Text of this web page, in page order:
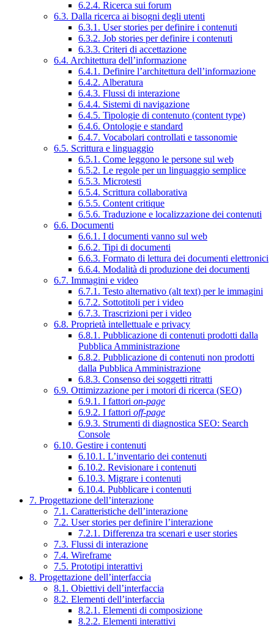
6.2.4. Ricerca sui forum
6.3. Dalla ricerca ai bisogni degli utenti
6.3.1. User stories per definire i contenuti
6.3.2. Job stories per definire i contenuti
6.3.3. Criteri di accettazione
6.4. Architettura dell’informazione
6.4.1. Definire l’architettura dell’informazione
6.4.2. Alberatura
6.4.3. Flussi di interazione
6.4.4. Sistemi di navigazione
6.4.5. Tipologie di contenuto (content type)
6.4.6. Ontologie e standard
6.4.7. Vocabolari controllati e tassonomie
6.5. Scrittura e linguaggio
6.5.1. Come leggono le persone sul web
6.5.2. Le regole per un linguaggio semplice
6.5.3. Microtesti
6.5.4. Scrittura collaborativa
6.5.5. Content critique
6.5.6. Traduzione e localizzazione dei contenuti
6.6. Documenti
6.6.1. I documenti vanno sul web
6.6.2. Tipi di documenti
6.6.3. Formato di lettura dei documenti elettronici
6.6.4. Modalità di produzione dei documenti
6.7. Immagini e video
6.7.1. Testo alternativo (alt text) per le immagini
6.7.2. Sottotitoli per i video
6.7.3. Trascrizioni per i video
6.8. Proprietà intellettuale e privacy
6.8.1. Pubblicazione di contenuti prodotti dalla
Pubblica Amministrazione
6.8.2. Pubblicazione di contenuti non prodotti
dalla Pubblica Amministrazione
6.8.3. Consenso dei soggetti ritratti
6.9. Ottimizzazione per i motori di ricerca (SEO)
6.9.1. I fattori on-page
6.9.2. I fattori off-page
6.9.3. Strumenti di diagnostica SEO: Search
Console
6.10. Gestire i contenuti
6.10.1. L’inventario dei contenuti
6.10.2. Revisionare i contenuti
6.10.3. Migrare i contenuti
6.10.4. Pubblicare i contenuti
7. Progettazione dell’interazione
7.1. Caratteristiche dell’interazione
7.2. User stories per definire l’interazione
7.2.1. Differenza tra scenari e user stories
7.3. Flussi di interazione
7.4. Wireframe
7.5. Prototipi interattivi
8. Progettazione dell’interfaccia
8.1. Obiettivi dell’interfaccia
8.2. Elementi dell’interfaccia
8.2.1. Elementi di composizione
8.2.2. Elementi interattivi